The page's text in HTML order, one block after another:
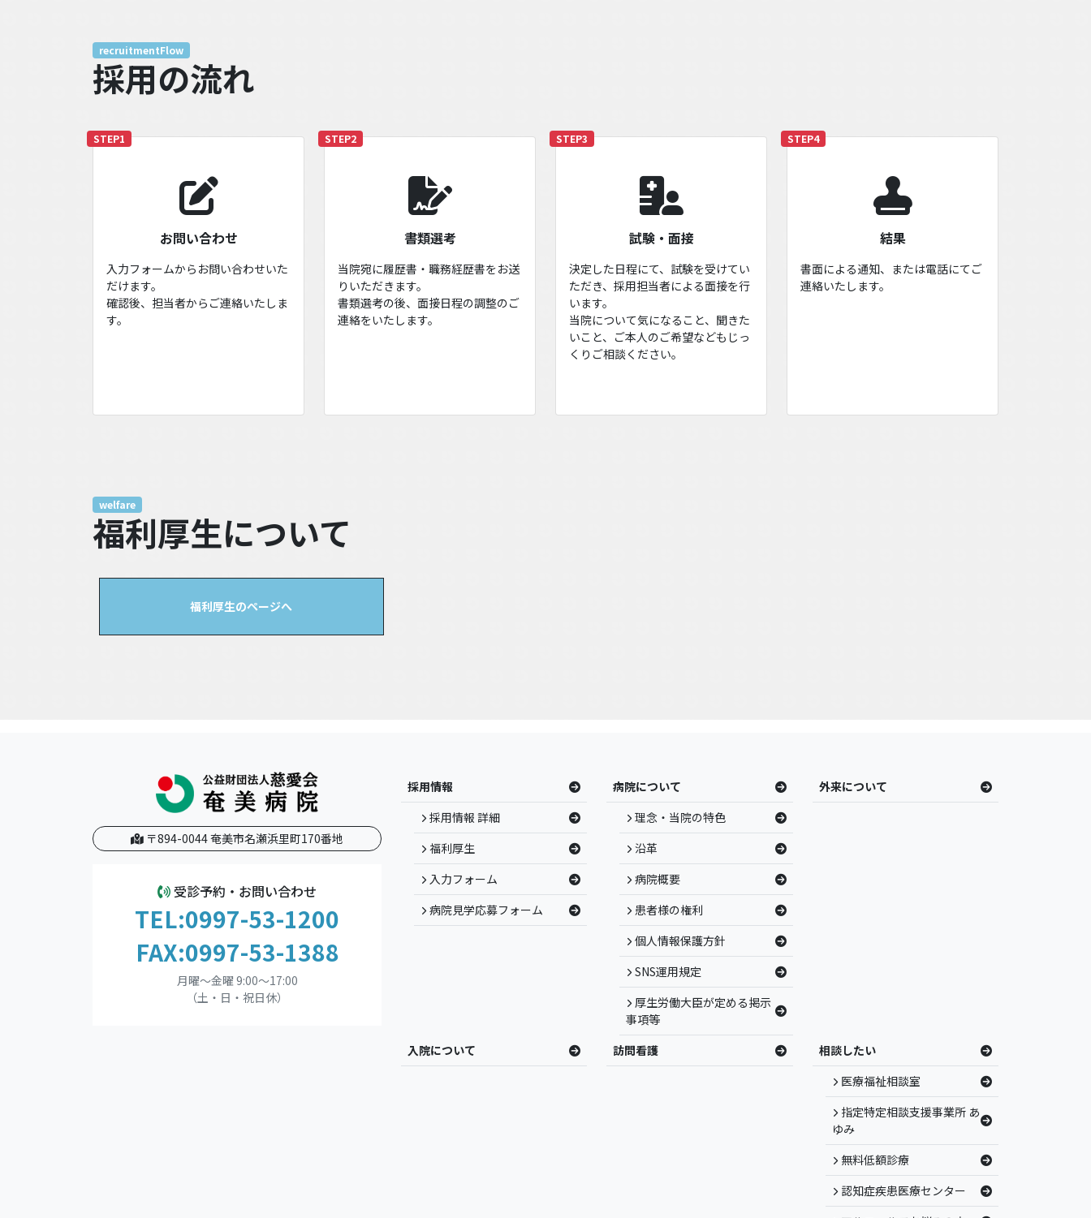
recruitmentFlow
採用の流れ
STEP1
お問い合わせ
入力フォームからお問い合わせいた
だけます。
確認後、担当者からご連絡いたしま
す。
STEP2
書類選考
当院宛に履歴書・職務経歴書をお送
りいただきます。
書類選考の後、面接日程の調整のご
連絡をいたします。
STEP3
試験・面接
決定した日程にて、試験を受けてい
ただき、採用担当者による面接を行
います。
当院について気になること、聞きた
いこと、ご本人のご希望などもじっ
くりご相談ください。
STEP4
結果
書面による通知、または電話にてご
連絡いたします。
welfare
福利厚生について
福利厚生のページへ
〒894-0044 奄美市名瀬浜里町170番地
受診予約・お問い合わせ
TEL:0997-53-1200
FAX:0997-53-1388
月曜～金曜 9:00～17:00
（土・日・祝日休）
採用情報
採用情報 詳細
福利厚生
入力フォーム
病院見学応募フォーム
病院について
理念・当院の特色
沿革
病院概要
患者様の権利
個人情報保護方針
SNS運用規定
厚生労働大臣が定める掲示
事項等
外来について
入院について 訪問看護
相談したい
医療福祉相談室
指定特定相談支援事業所 あ
ゆみ
無料低額診療
認知症疾患医療センター